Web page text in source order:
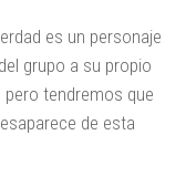
es un personaje
grupo a su propio
tendremos que
de esta